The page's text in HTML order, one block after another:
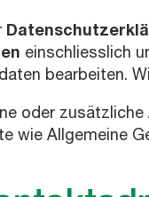
einschliesslich
bearbeiten.
oder
wie Allgemeine